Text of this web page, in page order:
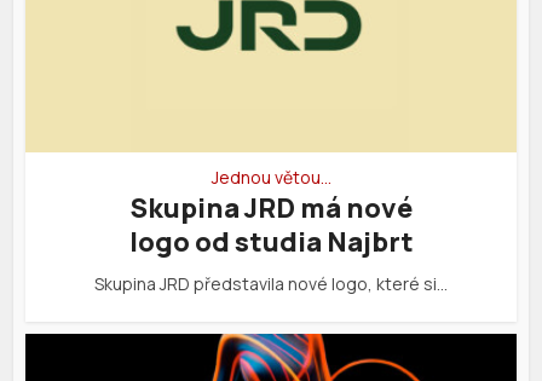
Jednou větou…
Skupina JRD má nové
logo od studia Najbrt
Skupina JRD představila nové logo, které si…